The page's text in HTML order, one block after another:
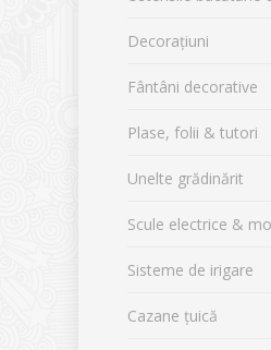
Decorațiuni
Fântâni decorative
Plase, folii & tutori
Unelte grădinărit
Scule electrice &
Sisteme de irigare
Cazane țuică